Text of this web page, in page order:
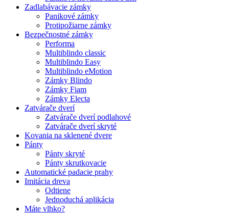
Zadlabávacie zámky
Panikové zámky
Protipožiarne zámky
Bezpečnostné zámky
Performa
Multiblindo classic
Multiblindo Easy
Multiblindo eMotion
Zámky Blindo
Zámky Fiam
Zámky Electa
Zatvárače dverí
Zatvárače dverí podlahové
Zatvárače dverí skryté
Kovania na sklenené dvere
Pánty
Pánty skryté
Pánty skrutkovacie
Automatické padacie prahy
Imitácia dreva
Odtiene
Jednoduchá aplikácia
Máte vlhko?